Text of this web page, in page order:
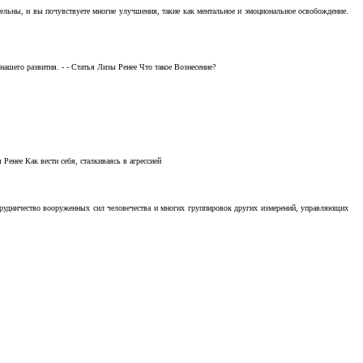
и вы почувствуете многие улучшения, такие как ментальное и эмоциональное освобождение.
развития. - - Статья Лизы Ренее Что такое Вознесение?
Как вести себя, сталкиваясь в агрессией
вооруженных сил человечества и многих группировок других измерений, управляющих